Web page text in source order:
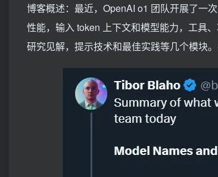
博客概述：最近，OpenAI o1 团队开展了一
性能，输入 token 上下文和模型能力，工具
研究见解，提示技术和最佳实践等几个模块